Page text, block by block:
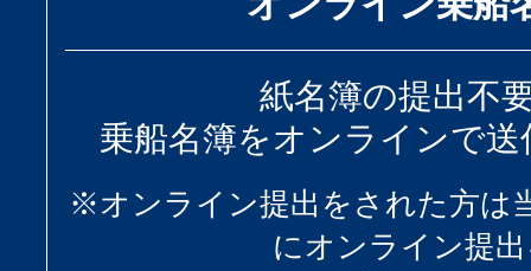
紙名簿の提出不
乗船名簿をオンラインで
※オンライン提出をされた方は
にオンライン提